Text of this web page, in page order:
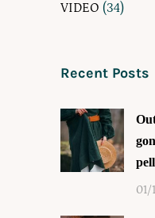
VIDEO (34)
Recent Posts
01/